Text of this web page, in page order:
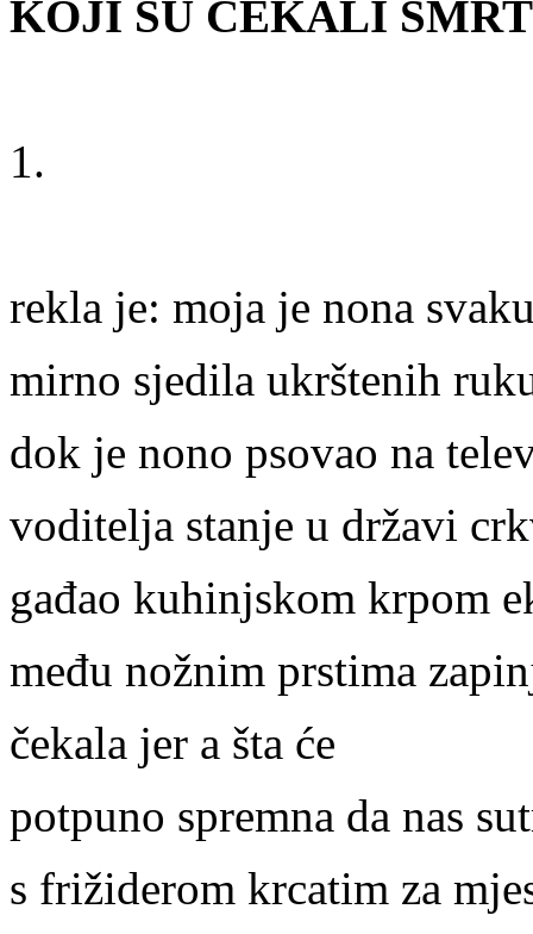
KOJI SU ČEKALI
1.
rekla je: moja je nona
mirno sjedila ukrštenih
dok je nono psovao na
voditelja stanje u državi
gađao kuhinjskom krpom
među nožnim prstima
čekala jer a šta će
potpuno spremna da nas
s frižiderom krcatim za